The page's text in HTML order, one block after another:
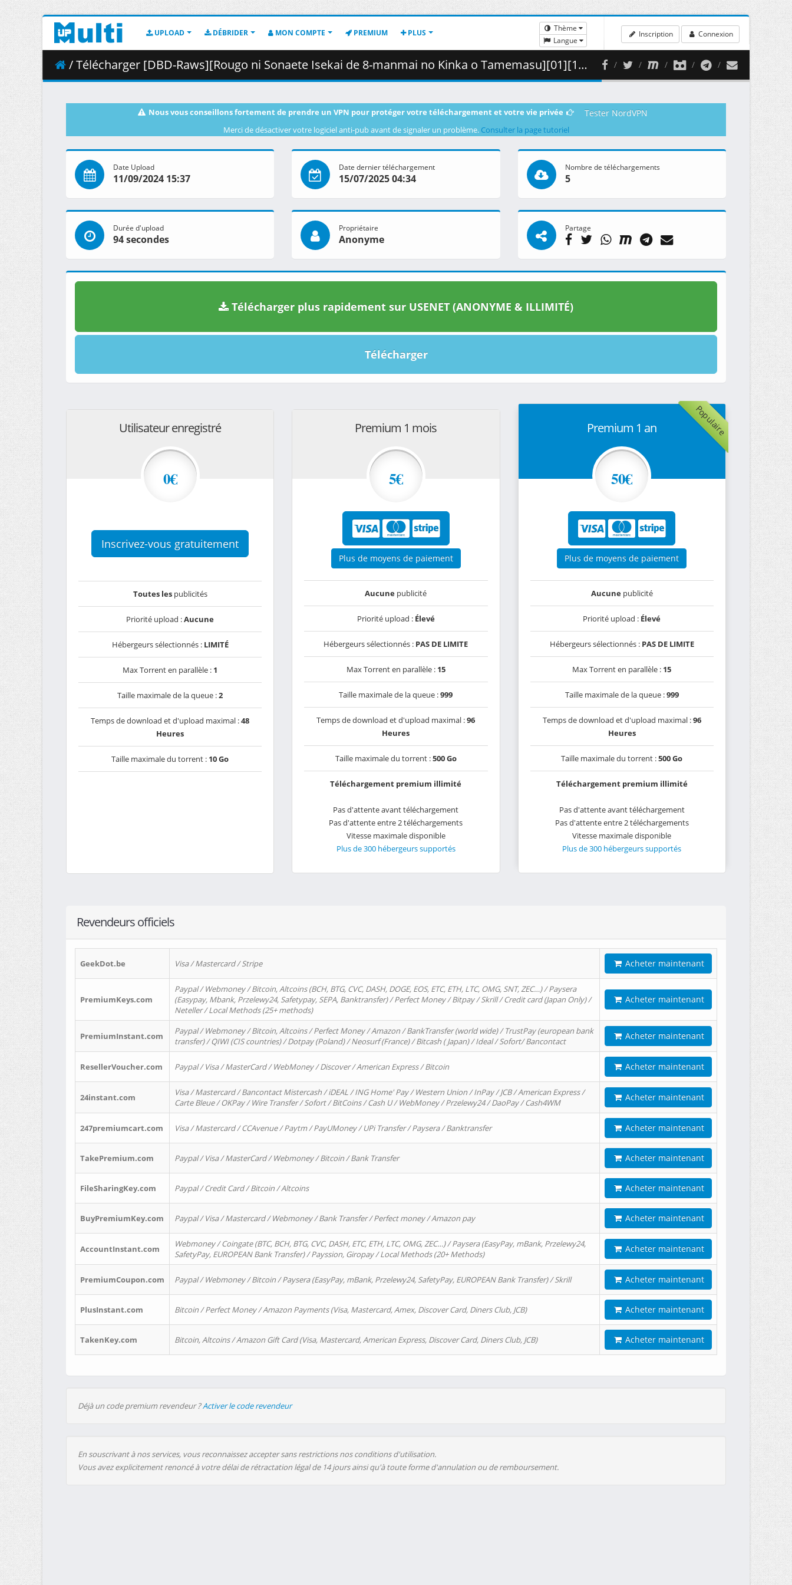
UPLOAD DÉBRIDER MON COMPTE PREMIUM PLUS
Thème
Langue
Inscription Connexion
/ Télécharger [DBD-Raws][Rougo ni Sonaete Isekai de 8-manmai no Kinka o Tamemasu][01][1080P][BDRip][HEVC-10bit][FLAC].mkv.002 ( 294.07 MB )
Nous vous conseillons fortement de prendre un VPN pour protéger votre téléchargement et votre vie privée Tester NordVPN
Merci de désactiver votre logiciel anti-pub avant de signaler un problème. Consulter la page tutoriel
Date Upload
11/09/2024 15:37
Date dernier téléchargement
15/07/2025 04:34
Nombre de téléchargements
5
Durée d'upload
94 secondes
Propriétaire
Anonyme
Partage
Télécharger plus rapidement sur USENET (ANONYME & ILLIMITÉ)
Télécharger
Utilisateur enregistré
0€
Inscrivez-vous gratuitement
Toutes lespublicités
Priorité upload :Aucune
Hébergeurs sélectionnés : LIMITÉ
Max Torrent en parallèle : 1
Taille maximale de la queue :2
Temps de download et d'upload maximal :48
Heures
Taille maximale du torrent : 10 Go
Premium 1 mois
5€
Plus de moyens de paiement
Aucune publicité
Priorité upload : Élevé
Hébergeurs sélectionnés : PAS DE LIMITE
Max Torrent en parallèle : 15
Taille maximale de la queue :999
Temps de download et d'upload maximal :96
Heures
Taille maximale du torrent :500 Go
Téléchargement premium illimité
Pas d'attente avant téléchargement
Pas d'attente entre 2 téléchargements
Vitesse maximale disponible
Plus de 300 hébergeurs supportés
Populaire
Premium 1 an
50€
Plus de moyens de paiement
Aucunepublicité
Priorité upload : Élevé
Hébergeurs sélectionnés : PAS DE LIMITE
Max Torrent en parallèle : 15
Taille maximale de la queue :999
Temps de download et d'upload maximal :96
Heures
Taille maximale du torrent :500 Go
Téléchargement premium illimité
Pas d'attente avant téléchargement
Pas d'attente entre 2 téléchargements
Vitesse maximale disponible
Plus de 300 hébergeurs supportés
Revendeurs officiels
GeekDot.be Visa / Mastercard / Stripe Acheter maintenant
PremiumKeys.com
Paypal / Webmoney / Bitcoin, Altcoins (BCH, BTG, CVC, DASH, DOGE, EOS, ETC, ETH, LTC, OMG, SNT, ZEC…) / Paysera
(Easypay, Mbank, Przelewy24, Safetypay, SEPA, Banktransfer) / Perfect Money / Bitpay / Skrill / Credit card (Japan Only) /
Neteller / Local Methods (25+ methods)
Acheter maintenant
PremiumInstant.com
Paypal / Webmoney / Bitcoin, Altcoins / Perfect Money / Amazon / BankTransfer (world wide) / TrustPay (european bank
transfer) / QIWI (CIS countries) / Dotpay (Poland) / Neosurf (France) / Bitcash ( Japan) / Ideal / Sofort/ Bancontact
Acheter maintenant
ResellerVoucher.com Paypal / Visa / MasterCard / WebMoney / Discover / American Express / Bitcoin Acheter maintenant
24instant.com
Visa / Mastercard / Bancontact Mistercash / iDEAL / ING Home' Pay / Western Union / InPay / JCB / American Express /
Carte Bleue / OKPay / Wire Transfer / Sofort / BitCoins / Cash U / WebMoney / Przelewy24 / DaoPay / Cash4WM
Acheter maintenant
247premiumcart.com Visa / Mastercard / CCAvenue / Paytm / PayUMoney / UPi Transfer / Paysera / Banktransfer Acheter maintenant
TakePremium.com Paypal / Visa / MasterCard / Webmoney / Bitcoin / Bank Transfer Acheter maintenant
FileSharingKey.com Paypal / Credit Card / Bitcoin / Altcoins Acheter maintenant
BuyPremiumKey.com Paypal / Visa / Mastercard / Webmoney / Bank Transfer / Perfect money / Amazon pay Acheter maintenant
AccountInstant.com
Webmoney / Coingate (BTC, BCH, BTG, CVC, DASH, ETC, ETH, LTC, OMG, ZEC…) / Paysera (EasyPay, mBank, Przelewy24,
SafetyPay, EUROPEAN Bank Transfer) / Payssion, Giropay / Local Methods (20+ Methods)
Acheter maintenant
PremiumCoupon.com Paypal / Webmoney / Bitcoin / Paysera (EasyPay, mBank, Przelewy24, SafetyPay, EUROPEAN Bank Transfer) / Skrill Acheter maintenant
PlusInstant.com Bitcoin / Perfect Money / Amazon Payments (Visa, Mastercard, Amex, Discover Card, Diners Club, JCB) Acheter maintenant
TakenKey.com Bitcoin, Altcoins / Amazon Gift Card (Visa, Mastercard, American Express, Discover Card, Diners Club, JCB) Acheter maintenant
Déjà un code premium revendeur ?Activer le code revendeur
En souscrivant à nos services, vous reconnaissez accepter sans restrictions nos conditions d'utilisation.
Vous avez explicitement renoncé à votre délai de rétractation légal de 14 jours ainsi qu'à toute forme d'annulation ou de remboursement.